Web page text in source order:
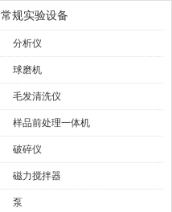
常规实验设备
分析仪
球磨机
毛发清洗仪
样品前处理一体机
破碎仪
磁力搅拌器
泵